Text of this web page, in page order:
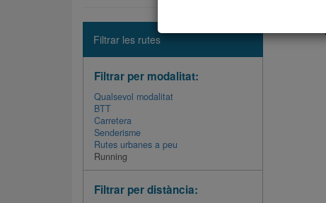
Filtrar les rutes
Filtrar per modalitat:
Qualsevol modalitat
BTT
Carretera
Senderisme
Rutes urbanes a peu
Running
Filtrar per distància: